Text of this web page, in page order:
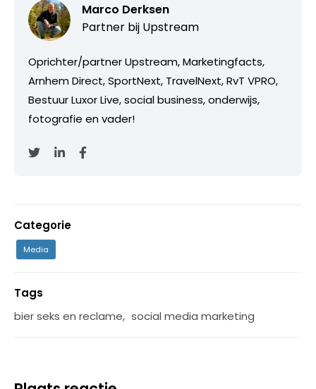
Marco Derksen
Partner bij Upstream
Oprichter/partner Upstream, Marketingfacts,
Arnhem Direct, SportNext, TravelNext, RvT VPRO,
Bestuur Luxor Live, social business, onderwijs,
fotografie en vader!
Categorie
Media
Tags
bier seks en reclame, social media marketing